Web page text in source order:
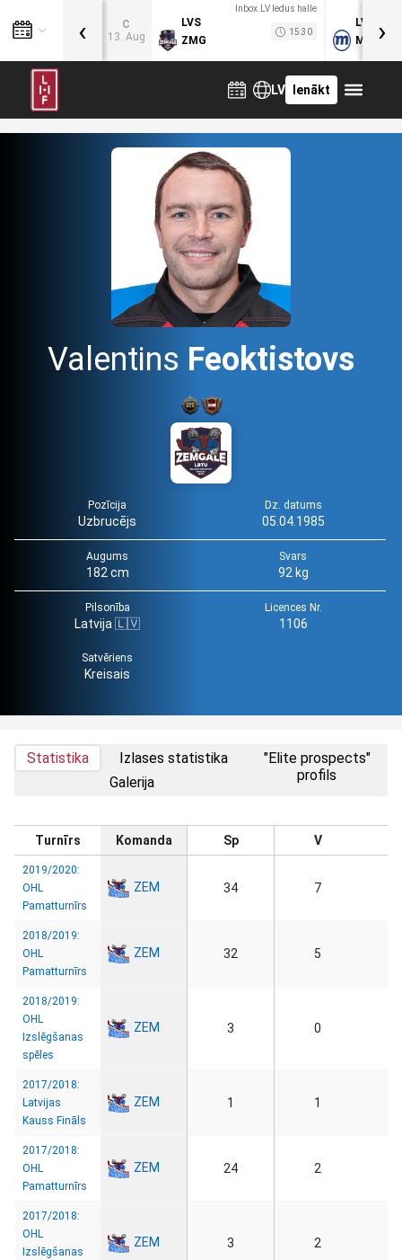
C
13. Aug
Inbox.LV ledus halle
LVS
ZMG
15:30
LVB
MOG
‹ ›
LV Ienākt
Valentins Feoktistovs
Pozīcija
Uzbrucējs
Dz. datums
05.04.1985
Augums
182 cm
Svars
92 kg
Pilsonība
Latvija 🇱🇻
Licences Nr.
1106
Satvēriens
Kreisais
Statistika
Izlases statistika
Galerija
"Elite prospects"
profils
Turnīrs Komanda Sp V
2019/2020:
OHL
Pamatturnīrs
ZEM 34 7
2018/2019:
OHL
Pamatturnīrs
ZEM 32 5
2018/2019:
OHL
Izslēgšanas
spēles
ZEM 3 0
2017/2018:
Latvijas
Kauss Fināls
ZEM 1 1
2017/2018:
OHL
Pamatturnīrs
ZEM 24 2
2017/2018:
OHL
Izslēgšanas
ZEM 3 2